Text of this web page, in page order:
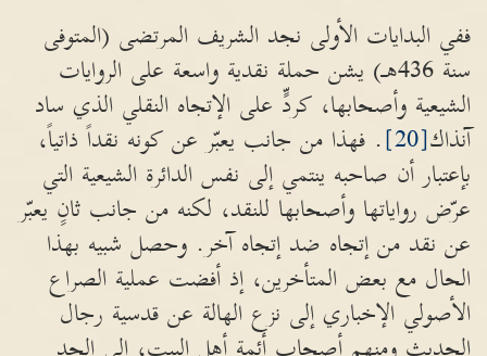
ففي البدايات الأولى نجد الشريف المرتضى (المتوفى
سنة 436هـ) يشن حملة نقدية واسعة على الروايات
الشيعية وأصحابها، كردٍّ على الإتجاه النقلي الذي ساد
آنذاك[20]
. فهذا من جانب يعبّر عن كونه نقداً ذاتياً،
بإعتبار أن صاحبه ينتمي إلى نفس الدائرة الشيعية التي
عرّض رواياتها وأصحابها للنقد، لكنه من جانب ثانٍ يعبّر
عن نقد من إتجاه ضد إتجاه آخر. وحصل شبيه بهذا
الحال مع بعض المتأخرين، إذ أفضت عملية الصراع
الأصولي الإخباري إلى نزع الهالة عن قدسية رجال